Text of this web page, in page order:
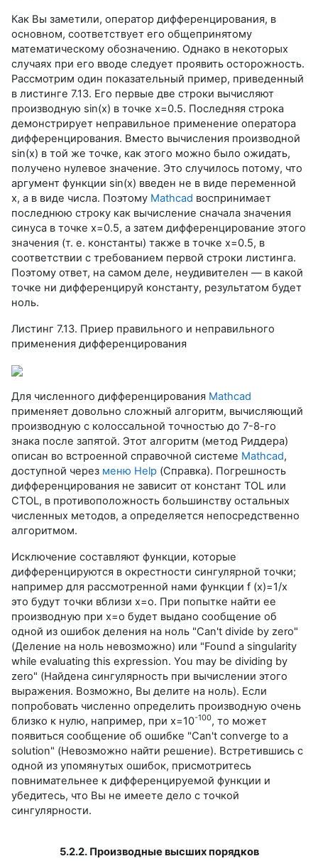
Как Вы заметили, оператор дифференцирования, в
основном, соответствует его общепринятому
математическому обозначению. Однако в некоторых
случаях при его вводе следует проявить осторожность.
Рассмотрим один показательный пример, приведенный
в листинге 7.13. Его первые две строки вычисляют
производную sin(x) в точке х=0.5. Последняя строка
демонстрирует неправильное применение оператора
дифференцирования. Вместо вычисления производной
sin(x) в той же точке, как этого можно было ожидать,
получено нулевое значение. Это случилось потому, что
аргумент функции sin(x) введен не в виде переменной
х, а в виде числа. Поэтому Mathcad воспринимает
последнюю строку как вычисление сначала значения
синуса в точке х=0.5, а затем дифференцирование этого
значения (т. е. константы) также в точке х=0.5, в
соответствии с требованием первой строки листинга.
Поэтому ответ, на самом деле, неудивителен — в какой
точке ни дифференцируй константу, результатом будет
ноль.
Листинг 7.1З. Приер правильного и неправильного
применения дифференцирования
Для численного дифференцирования Mathcad
применяет довольно сложный алгоритм, вычисляющий
производную с колоссальной точностью до 7-8-го
знака после запятой. Этот алгоритм (метод Риддера)
описан во встроенной справочной системе Mathcad,
доступной через меню Help (Справка). Погрешность
дифференцирования не зависит от констант TOL или
CTOL, в противоположность большинству остальных
численных методов, а определяется непосредственно
алгоритмом.
Исключение составляют функции, которые
дифференцируются в окрестности сингулярной точки;
например для рассмотренной нами функции f (x)=1/x
это будут точки вблизи х=о. При попытке найти ее
производную при х=о будет выдано сообщение об
одной из ошибок деления на ноль "Can't divide by zero"
(Деление на ноль невозможно) или "Found a singularity
while evaluating this expression. You may be dividing by
zero" (Найдена сингулярность при вычислении этого
выражения. Возможно, Вы делите на ноль). Если
попробовать численно определить производную очень
близко к нулю, например, при х=10-100, то может
появиться сообщение об ошибке "Can't converge to a
solution" (Невозможно найти решение). Встретившись с
одной из упомянутых ошибок, присмотритесь
повнимательнее к дифференцируемой функции и
убедитесь, что Вы не имеете дело с точкой
сингулярности.
5.2.2. Производные высших порядков